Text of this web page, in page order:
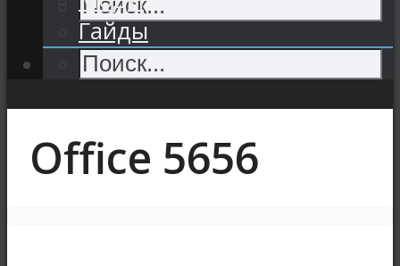
Гайды
Office 5656